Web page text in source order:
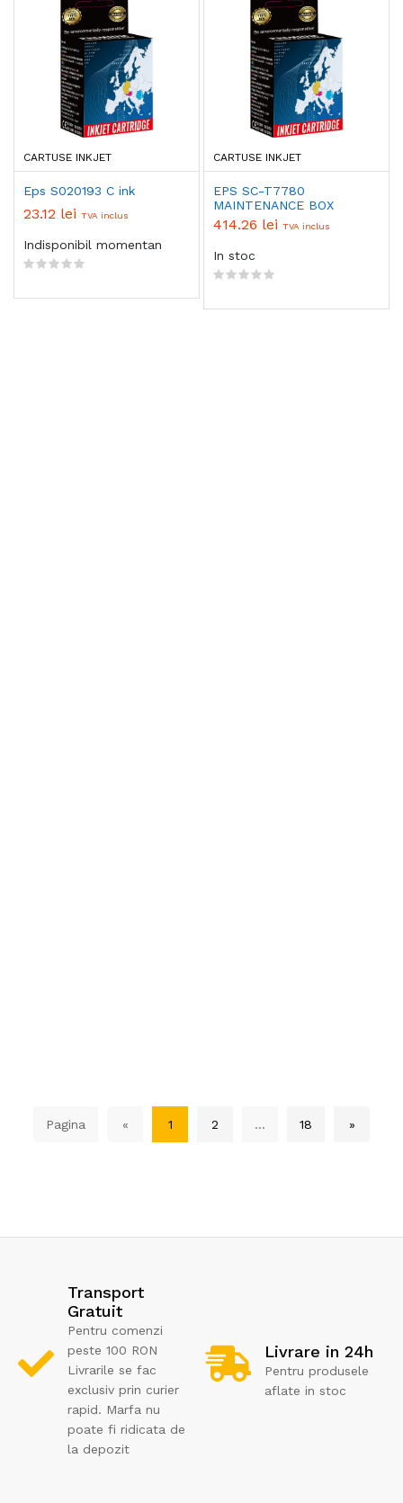
CARTUSE INKJET
Eps S020193 C ink
23.12 lei TVA inclus
Indisponibil momentan
CARTUSE INKJET
EPS SC-T7780
MAINTENANCE BOX
414.26 lei TVA inclus
In stoc
Pagina « 1 2 ... 18 »
Transport
Gratuit
Pentru comenzi
peste 100 RON
Livrarile se fac
exclusiv prin curier
rapid. Marfa nu
poate fi ridicata de
la depozit
Livrare in 24h
Pentru produsele
aflate in stoc